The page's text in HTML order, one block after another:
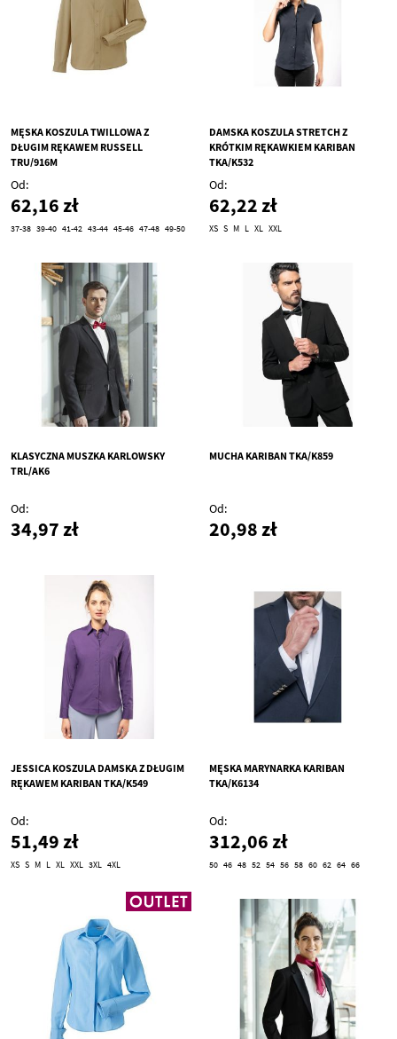
MĘSKA KOSZULA TWILLOWA Z
DŁUGIM RĘKAWEM RUSSELL
TRU/916M
Od
62,16 zł
37-38 39-40 41-42 43-44 45-46 47-48 49-50
DAMSKA KOSZULA STRETCH Z
KRÓTKIM RĘKAWKIEM KARIBAN
TKA/K532
Od
62,22 zł
XS S M L XL XXL
KLASYCZNA MUSZKA KARLOWSKY
TRL/AK6
Od
34,97 zł
MUCHA KARIBAN TKA/K859
Od
20,98 zł
JESSICA KOSZULA DAMSKA Z DŁUGIM
RĘKAWEM KARIBAN TKA/K549
Od
51,49 zł
XS S M L XL XXL 3XL 4XL
MĘSKA MARYNARKA KARIBAN
TKA/K6134
Od
312,06 zł
50 46 48 52 54 56 58 60 62 64 66